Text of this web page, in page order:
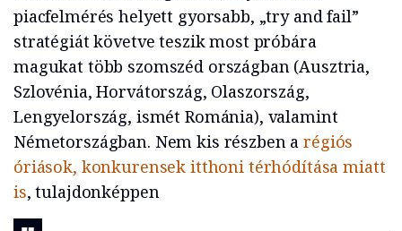
piacfelmérés helyett gyorsabb, „try and fail”
stratégiát követve teszik most próbára
magukat több szomszéd országban (Ausztria,
Szlovénia, Horvátország, Olaszország,
Lengyelország, ismét Románia), valamint
Németországban. Nem kis részben arégiós
óriások, konkurensek itthoni térhódítása miatt
is, tulajdonképpen